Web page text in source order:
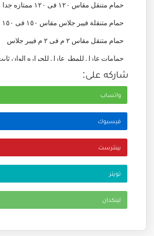
حمام متنقل مقاس ١٢٠ فى ١٢٠ ممتازه جدا
حمام متنقلة فيبر جلاس مقاس ١٥٠ فى ١٥٠
حمام متنقل مقاس ٢ م فى ٢ م فيبر جلاس
حمامات عازل للمطر عازل للحراره الوان ثابت
جيلى كوت طبيعي حمامات فيبر جلاس شركة
حمامات متنقلة شركة الآمل للتوريدات العمومية
حمام متنقل مصر مصنع الآمل للتوريدات
دورات مياء متنقلة من الفيبر جلاس فى مصر
المزيد من الاستعلام والاستفسار
م عبدو محمد / 1013557433
1200381094
شاركه على:
واتساب
فيسبوك
بينترست
لينكدان